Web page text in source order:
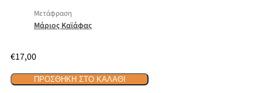
Μετάφραση
Μάριος Καϊάφας
€17,00
ΠΡΟΣΘΉΚΗ ΣΤΟ ΚΑΛΆΘΙ